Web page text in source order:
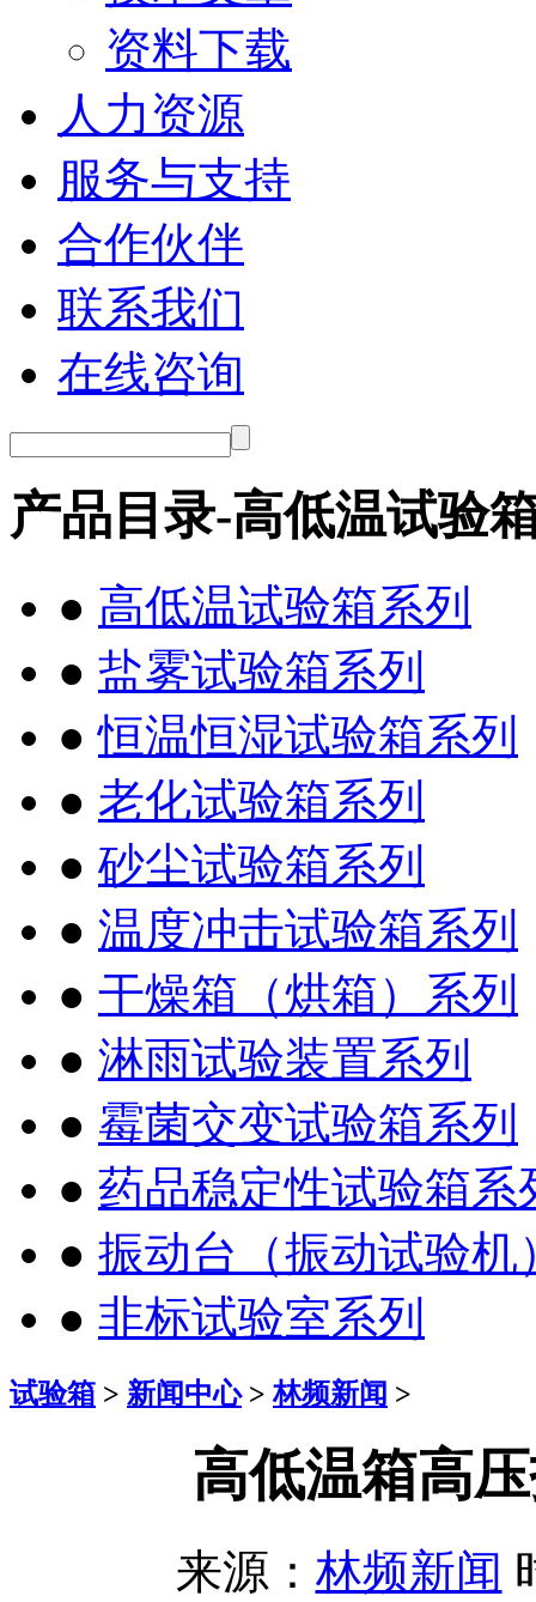
资料下载
人力资源
服务与支持
合作伙伴
联系我们
在线咨询
产品目录-高低温试验
● 高低温试验箱系列
● 盐雾试验箱系列
●恒温恒湿试验箱系列
● 老化试验箱系列
● 砂尘试验箱系列
● 温度冲击试验箱系列
● 干燥箱（烘箱）系列
● 淋雨试验装置系列
● 霉菌交变试验箱系列
● 药品稳定性试验箱系
● 振动台（振动试验机
● 非标试验室系列
试验箱 > 新闻中心>林频新闻 >
高低温箱高
来源： 林频新闻